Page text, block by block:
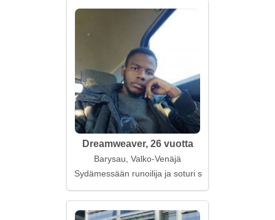
Dreamweaver, 26 vuotta
Barysau, Valko-Venäjä
Sydämessään runoilija ja soturi samaan aikaan